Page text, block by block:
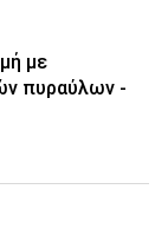
με
πυραύλων -